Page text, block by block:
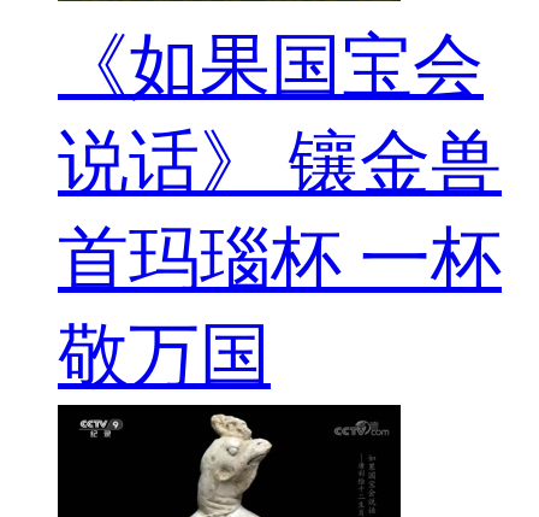
《如果国宝会
说话》 镶金兽
首玛瑙杯 一杯
敬万国